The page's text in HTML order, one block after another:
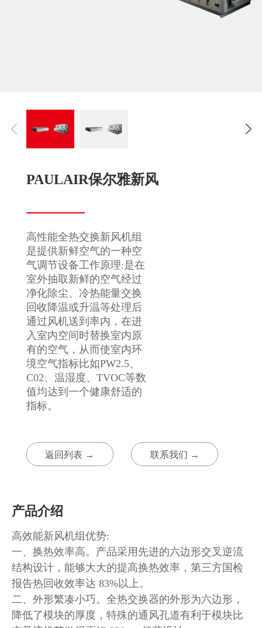
PAULAIR保尔雅新风
高性能全热交换新风机组
是提供新鲜空气的一种空
气调节设备工作原理:是在
室外抽取新鲜的空气经过
净化除尘、冷热能量交换
回收降温或升温等处理后
通过风机送到率内，在进
入室内空间时替换室内原
有的空气，从而使室内环
境空气指标比如PW2.5、
C02、温湿度、TVOC等数
值均达到一个健康舒适的
指标。
返回列表 → 联系我们 →
产品介绍
高效能新风机组优势:
一、换热效率高。产品采用先进的六边形交叉逆流
结构设计，能够大大的提高换热效率，第三方国检
报告热回收效率达 83%以上。
二、外形繁凑小巧。全热交换器的外形为六边形，
降低了模块的厚度，特殊的通风孔道有利于模块比